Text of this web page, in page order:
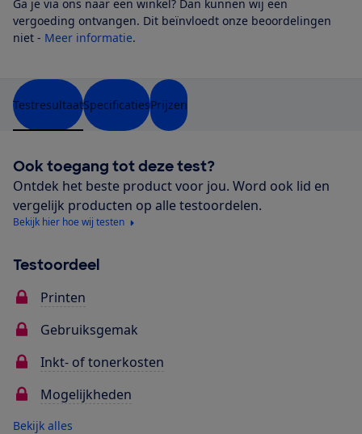
Ga je via ons naar een winkel? Dan kunnen wij een
vergoeding ontvangen. Dit beïnvloedt onze beoordelingen
niet - Meer informatie.
TestresultaatSpecificatiesPrijzen
Ook toegang tot deze test?
Ontdek het beste product voor jou. Word ook lid en
vergelijk producten op alle testoordelen.
Bekijk hier hoe wij testen
Testoordeel
Printen
Gebruiksgemak
Inkt- of tonerkosten
Mogelijkheden
Bekijk alles